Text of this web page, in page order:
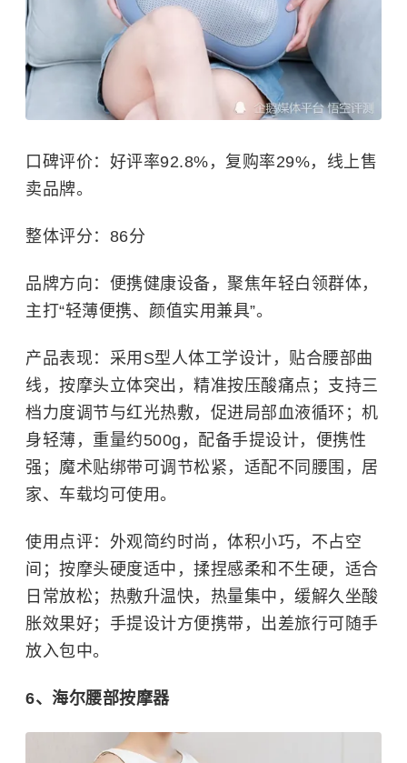
口碑评价：好评率92.8%，复购率29%，线上售
卖品牌。
整体评分：86分
品牌方向：便携健康设备，聚焦年轻白领群体，
主打“轻薄便携、颜值实用兼具”。
产品表现：采用S型人体工学设计，贴合腰部曲
线，按摩头立体突出，精准按压酸痛点；支持三
档力度调节与红光热敷，促进局部血液循环；机
身轻薄，重量约500g，配备手提设计，便携性
强；魔术贴绑带可调节松紧，适配不同腰围，居
家、车载均可使用。
使用点评：外观简约时尚，体积小巧，不占空
间；按摩头硬度适中，揉捏感柔和不生硬，适合
日常放松；热敷升温快，热量集中，缓解久坐酸
胀效果好；手提设计方便携带，出差旅行可随手
放入包中。
6、海尔腰部按摩器